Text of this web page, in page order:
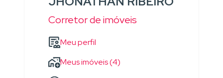
Corretor de imóveis
Meu perfil
Meus imóveis (4)